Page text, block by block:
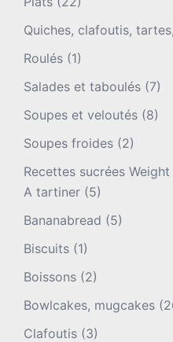
Quiches, clafoutis,
Roulés (1)
Salades et taboulés (7)
Soupes et veloutés (8)
Soupes froides (2)
Recettes sucrées
A tartiner (5)
Bananabread (5)
Biscuits (1)
Boissons (2)
Bowlcakes, mugcakes
Clafoutis (3)